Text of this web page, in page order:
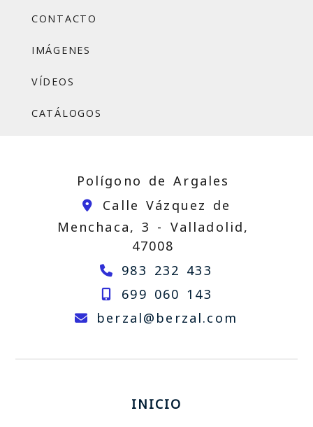
CONTACTO
IMÁGENES
VÍDEOS
CATÁLOGOS
Polígono de Argales
Calle Vázquez de
Menchaca, 3 - Valladolid,
47008
983 232 433
699 060 143
berzal
berzal.com
INICIO